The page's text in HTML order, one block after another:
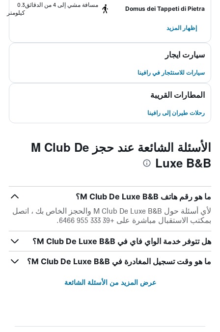
Domus dei Tappeti di Pietra
مسافة مشي إلى 4 من الدقائق
0.3
كيلومتر
إظهار المزيد
سيارت ايجار
سيارات للاستئجار في رافينا
المطارات القريبة
رحلات طيران إلى رافينا
الأسئلة الشائعة عند حجز M Club De
Luxe B&B
ما هو رقم هاتف M Club De Luxe B&B؟
لأي أسئلة حول M Club De Luxe B&B والحجز الخاص بك ، اتصل
بمكتب الاستقبال مباشرة على +39 333 955 6466.
هل تتوفر خدمة الواي فاي في M Club De Luxe B&B؟
ما هو وقت تسجيل المغادرة في M Club De Luxe B&B؟
عرض المزيد من الأسئلة الشائعة